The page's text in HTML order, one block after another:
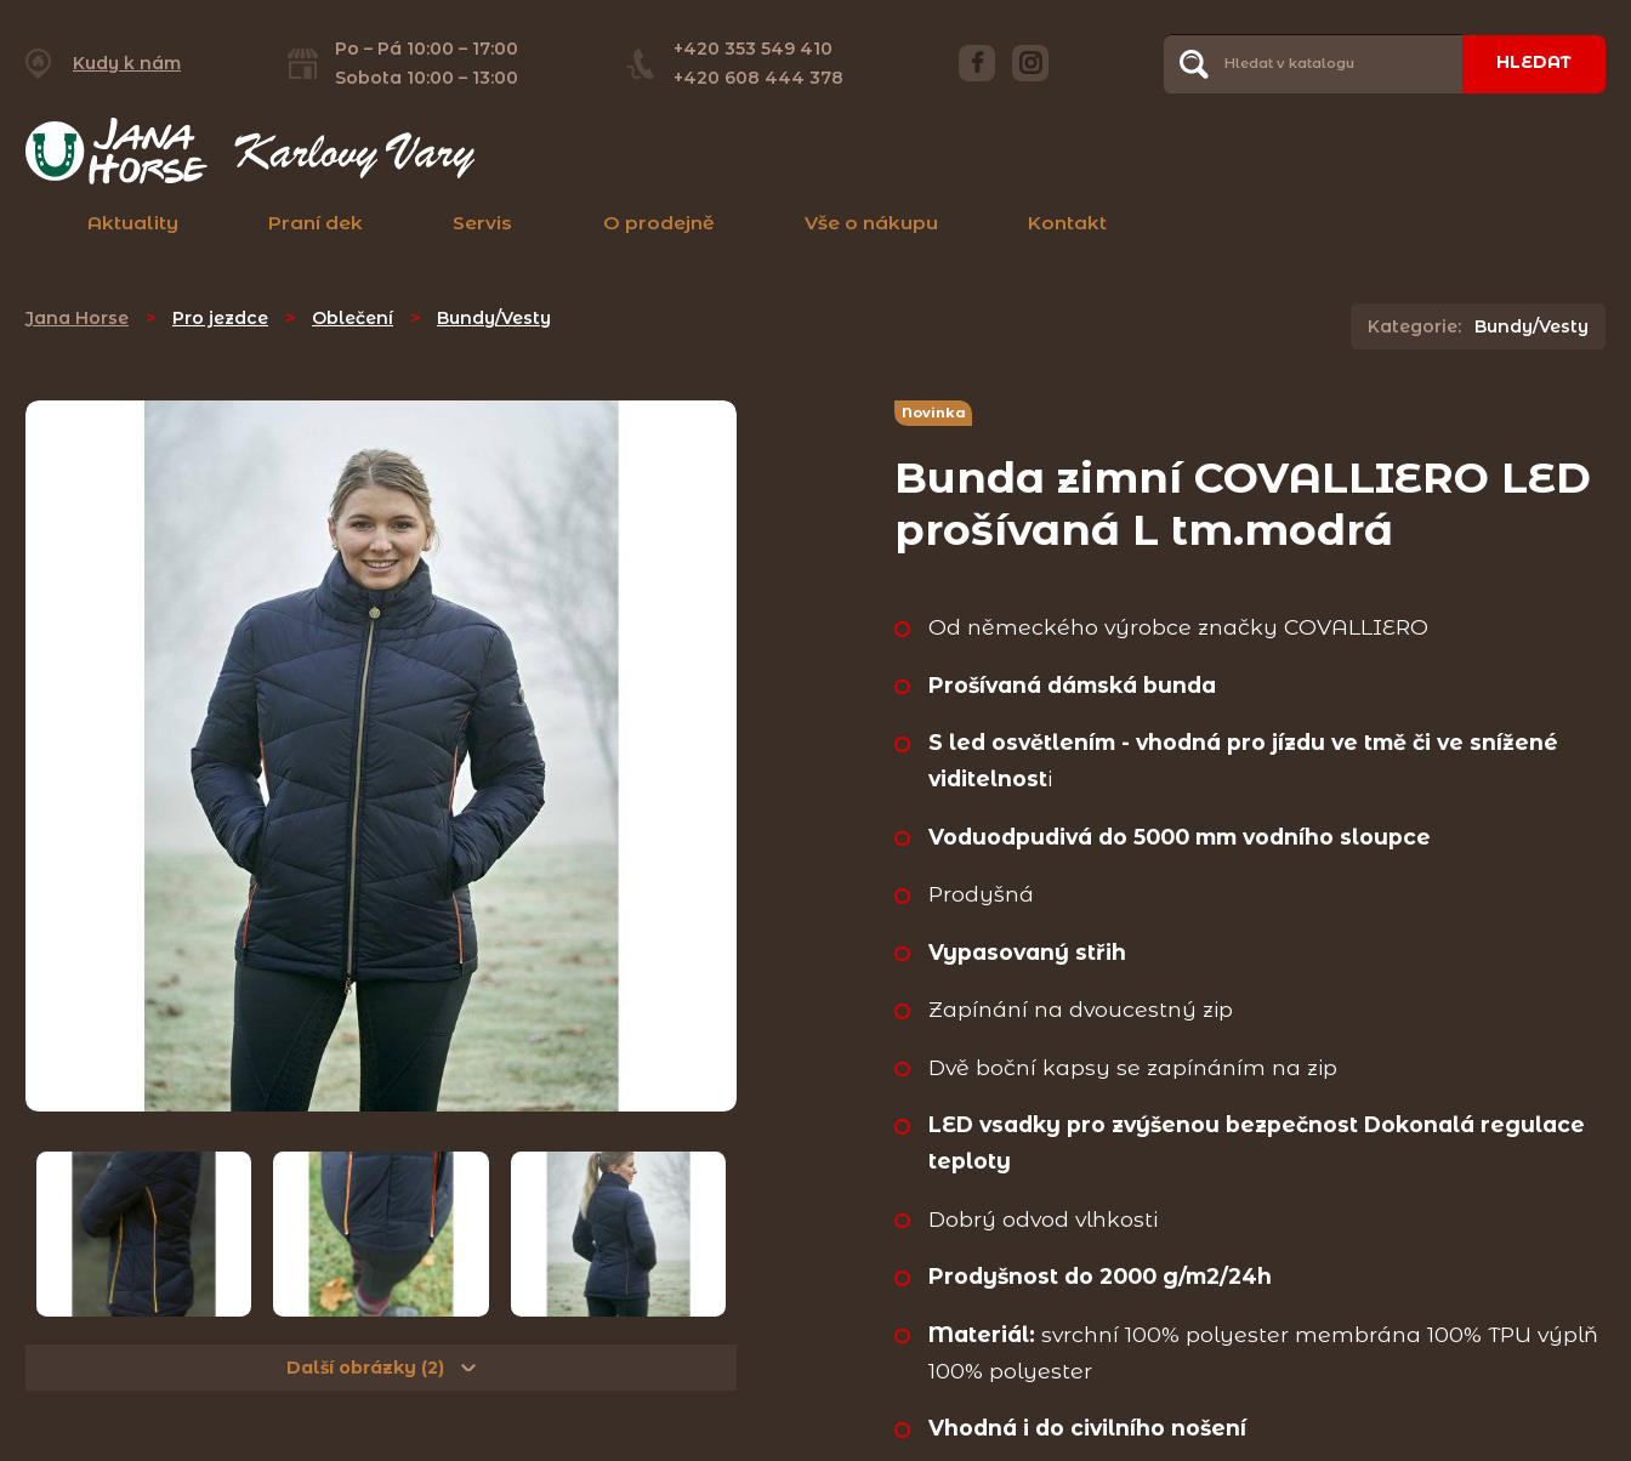
Kudy k nám
Po – Pá 10:00 – 17:00
Sobota 10:00 – 13:00
+420 353 549 410
+420 608 444 378
HLEDAT
Aktuality Praní dek Servis O prodejně Vše o nákupu Kontakt
Jana Horse > Pro jezdce > Oblečení > Bundy/Vesty Kategorie: Bundy/Vesty
Další obrázky (2)
Novinka
Bunda zimní COVALLIERO LED
prošívaná L tm.modrá
Od německého výrobce značky COVALLIERO
Prošívaná dámská bunda
S led osvětlením - vhodná pro jízdu ve tmě či ve snížené
viditelnosti
Voduodpudivá do 5000 mm vodního sloupce
Prodyšná
Vypasovaný střih
Zapínání na dvoucestný zip
Dvě boční kapsy se zapínáním na zip
LED vsadky pro zvýšenou bezpečnost Dokonalá regulace
teploty
Dobrý odvod vlhkosti
Prodyšnost do 2000 g/m2/24h
Materiál: svrchní 100% polyester membrána 100% TPU výplň
100% polyester
Vhodná i do civilního nošení